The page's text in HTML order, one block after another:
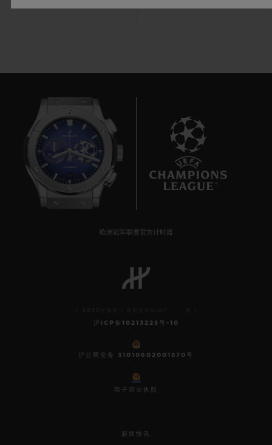
欧洲冠军联赛官方计时器
沪ICP备10213225号-10
沪公网安备 31010602001870号
电子营业执照
新闻快讯